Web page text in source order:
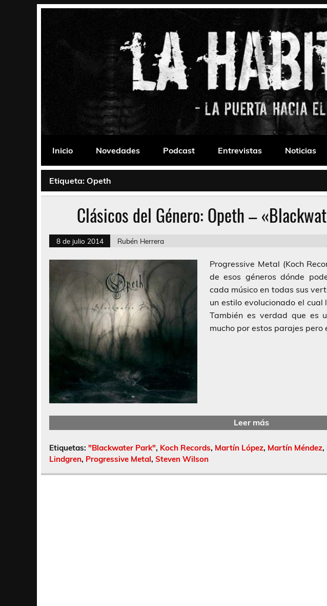
La Habitación 235
Inicio
Novedades Podcast Entrevistas Noticias
Etiqueta: Opeth
Clásicos del Género: Opeth –
8 de julio 2014 Rubén Herrera
Progressive Metal (Koch
de esos géneros dónde
cada músico en todas sus
un estilo evolucionado el
También es verdad que es
mucho por estos parajes pero
Leer más
Etiquetas: "Blackwater Park", Koch Records, Martín López, Martín Méndez,
Lindgren, Progressive Metal, Steven Wilson